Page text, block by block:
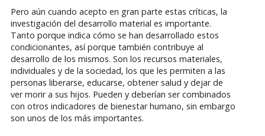
Pero aún cuando acepto en gran parte estas críticas, la
investigación del desarrollo material es importante.
Tanto porque indica cómo se han desarrollado estos
condicionantes, así porque también contribuye al
desarrollo de los mismos. Son los recursos materiales,
individuales y de la sociedad, los que les permiten a las
personas liberarse, educarse, obtener salud y dejar de
ver morir a sus hijos. Pueden y deberían ser combinados
con otros indicadores de bienestar humano, sin embargo
son unos de los más importantes.